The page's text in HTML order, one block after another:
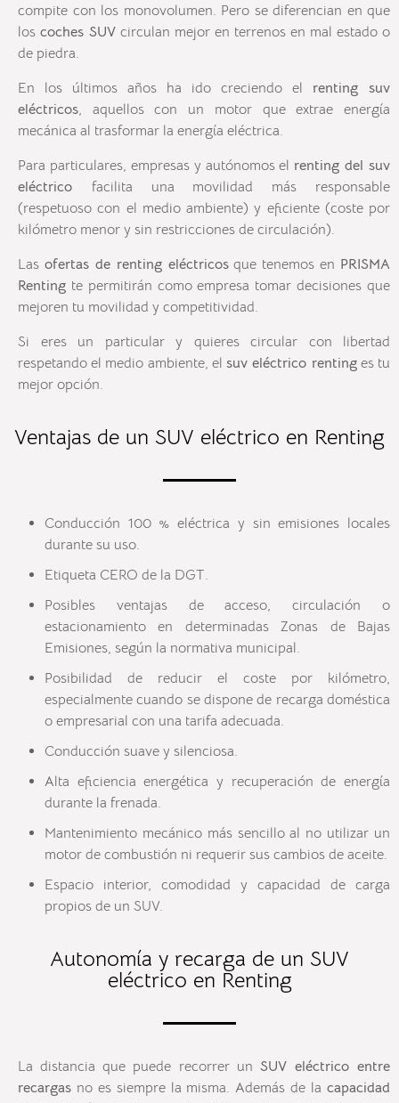
compite con los monovolumen. Pero se diferencian en que
los coches SUV circulan mejor en terrenos en mal estado o
de piedra.
En los últimos años ha ido creciendo el renting suv
eléctricos, aquellos con un motor que extrae energía
mecánica al trasformar la energía eléctrica.
Para particulares, empresas y autónomos el renting del suv
eléctrico facilita una movilidad más responsable
(respetuoso con el medio ambiente) y eficiente (coste por
kilómetro menor y sin restricciones de circulación).
Las ofertas de renting eléctricosque tenemos en PRISMA
Renting te permitirán como empresa tomar decisiones que
mejoren tu movilidad y competitividad.
Si eres un particular y quieres circular con libertad
respetando el medio ambiente, elsuv eléctrico rentinges tu
mejor opción.
Ventajas de un SUV eléctrico en Renting
Conducción 100 % eléctrica y sin emisiones locales
durante su uso.
Etiqueta CERO de la DGT.
Posibles ventajas de acceso, circulación o
estacionamiento en determinadas Zonas de Bajas
Emisiones, según la normativa municipal.
Posibilidad de reducir el coste por kilómetro,
especialmente cuando se dispone de recarga doméstica
o empresarial con una tarifa adecuada.
Conducción suave y silenciosa.
Alta eficiencia energética y recuperación de energía
durante la frenada.
Mantenimiento mecánico más sencillo al no utilizar un
motor de combustión ni requerir sus cambios de aceite.
Espacio interior, comodidad y capacidad de carga
propios de un SUV.
Autonomía y recarga de un SUV
eléctrico en Renting
La distancia que puede recorrer un SUV eléctrico entre
recargas no es siempre la misma. Además de la capacidad